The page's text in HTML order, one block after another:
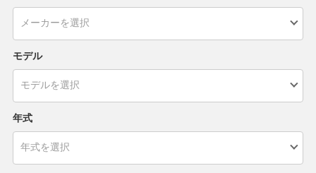
モデル
年式